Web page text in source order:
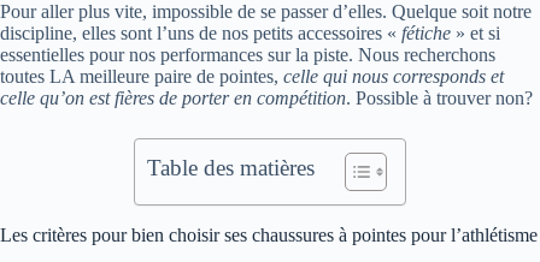
Pour aller plus vite, impossible de se passer d’elles. Quelque soit notre
discipline, elles sont l’uns de nos petits accessoires « fétiche » et si
essentielles pour nos performances sur la piste. Nous recherchons
toutes LA meilleure paire de pointes, celle qui nous corresponds et
celle qu’on est fières de porter en compétition. Possible à trouver non?
Table des matières
Les critères pour bien choisir ses chaussures à pointes pour l’athlétisme